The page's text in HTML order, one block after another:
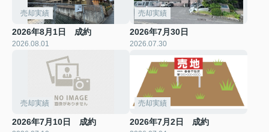
売却実績
2026年8月1日 成約
2026.08.01
売却実績
2026年7月30日
2026.07.30
売却実績
2026年7月10日 成約
売却実績
2026年7月2日 成約